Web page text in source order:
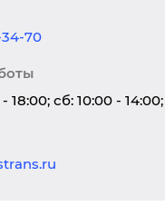
34-70
18:00; сб: 10:00 -